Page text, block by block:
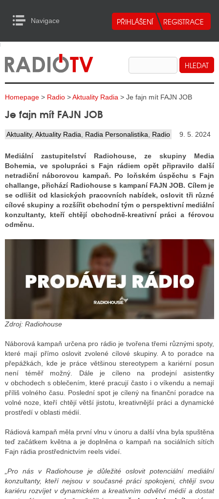
Navigace
RADIA
TELEVIZE
INTERNET
TISK
RADIA
RÁDIÍ
RÁDIÍ
VYSÍLAČE
VYSÍLAČE
INTERNET
RÁDIA
STRÁNKY RÁDIÍ
STRÁNKY TV
STÁT BLOGEREM
to Content
Homepage > Radio >Aktuality Radia > Je fajn mít FAJN JOB
Je fajn mít FAJN JOB
Aktuality, Aktuality Radia Radia Personalistika Radio 9. 5. 2024
Mediální zastupitelství Radiohouse, ze skupiny Media
Bohemia, ve spolupráci s Fajn rádiem opět připravilo další
netradiční náborovou kampaň. Po loňském úspěchu s Fajn
challange, přichází Radiohouse s kampaní FAJN JOB. Cílem je
se odlišit od klasických pracovních nabídek, oslovit tři různé
cílové skupiny a rozšířit obchodní tým o perspektivní mediální
konzultanty, kteří chtějí obchodně-kreativní práci a férovou
odměnu.
Zdroj: Radiohouse
Náborová kampaň určena pro rádio je tvořena třemi různými spoty,
které mají přímo oslovit zvolené cílové skupiny. A to poradce na
přepážkách, kde je práce většinou stereotypem a kariérní posun
není téměř možný. Dále je cíleno na prodejní asistentky
v obchodech s oblečením, které pracují často i o víkendu a nemají
příliš volného času. Poslední spot je cílený na finanční poradce na
volné noze, kteří chtějí větší jistotu, kreativnější práci a dynamické
prostředí v oblasti médií.
Rádiová kampaň měla první vlnu v únoru a další vlna byla spuštěna
teď začátkem května a je doplněna o kampaň na sociálních sítích
Fajn rádia prostřednictvím reels videí.
„Pro nás v Radiohouse je důležité oslovit potenciální mediální
konzultanty, kteří nejsou v současné práci spokojeni, chtějí svou
kariéru rozvíjet v dynamickém a kreativním odvětví médií a dostat